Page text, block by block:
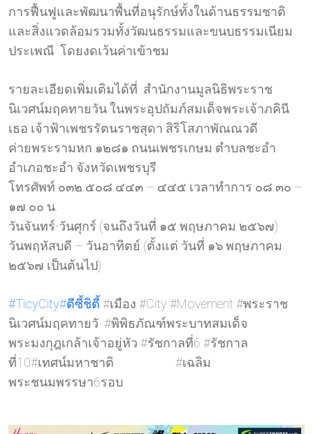
การฟื้นฟูและพัฒนาพื้นที่อนุรักษ์ทั้งในด้านธรรมชาติ
และสิ่งแวดล้อมรวมทั้งวัฒนธรรมและขนบธรรมเนียม
ประเพณี โดยงดเว้นค่าเข้าชม
รายละเอียดเพิ่มเติมได้ที่ สำนักงานมูลนิธิพระราช
นิเวศน์มฤคทายวัน ในพระอุปถัมภ์สมเด็จพระเจ้าภคินี
เธอ เจ้าฟ้าเพชรรัตนราชสุดา สิริโสภาพัณณวดี
ค่ายพระรามหก ๑๒๘๑ ถนนเพชรเกษม ตำบลชะอำ
อำเภอชะอำ จังหวัดเพชรบุรี
โทรศัพท์ ๐๓๒.๕๐๘.๔๔๓ – ๔๔๕ เวลาทำการ ๐๘.๓๐ –
๑๗.๐๐ น.
วันจันทร์-วันศุกร์ (จนถึงวันที่ ๑๕ พฤษภาคม ๒๕๖๗)
วันพฤหัสบดี – วันอาทิตย์ (ตั้งแต่ วันที่ ๑๖ พฤษภาคม
๒๕๖๗ เป็นต้นไป)
#TicyCity#ตีซี้ชิต ี้ #เมือง #City #Movement #พระราช
นิเวศน์มฤคทายวั #พิพิธภัณฑ์พระบาทสมเด็จ
พระมงกุฎเกล้าเจ้าอยู่หัว #รัชกาลที่6 #รัชกาล
ที่10#เทศน์มหาชาติ #เฉลิม
พระชนมพรรษา6รอบ